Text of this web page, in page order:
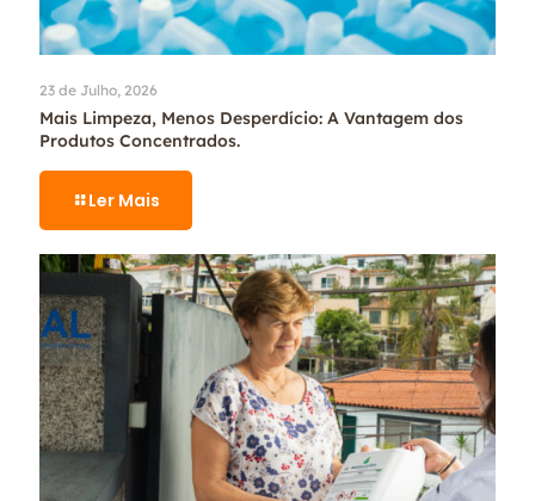
23 de Julho, 2026
Mais Limpeza, Menos Desperdício: A Vantagem dos
Produtos Concentrados.
Ler Mais